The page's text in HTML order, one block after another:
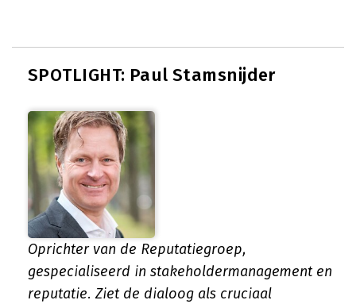
SPOTLIGHT: Paul Stamsnijder
Oprichter van de Reputatiegroep,
gespecialiseerd in stakeholdermanagement en
reputatie. Ziet de dialoog als cruciaal